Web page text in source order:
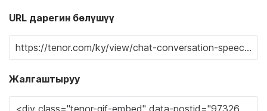
URL дарегин бөлүшүү
Жалгаштыруу